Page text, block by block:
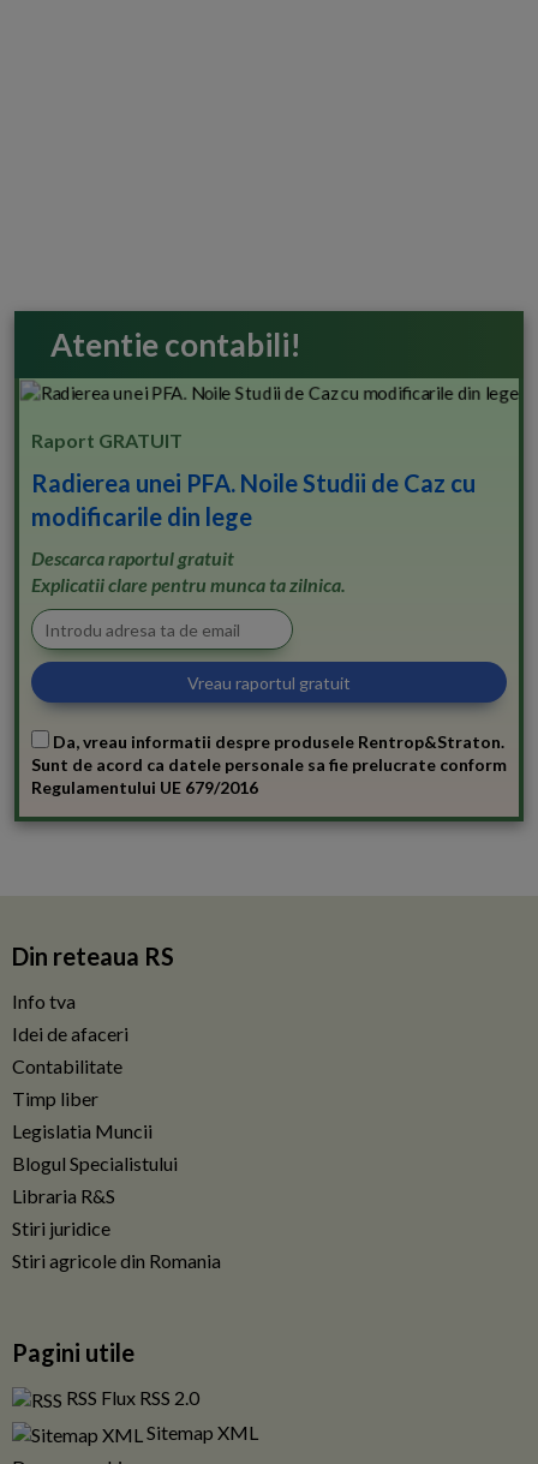
Atentie contabili!
Raport GRATUIT
Radierea unei PFA. Noile Studii de Caz cu
modificarile din lege
Descarca raportul gratuit
Explicatii clare pentru munca ta zilnica.
Da, vreau informatii despre produsele Rentrop&Straton.
Sunt de acord ca datele personale sa fie prelucrate conform
Regulamentului UE 679/2016
Din reteaua RS
Info tva
Idei de afaceri
Contabilitate
Timp liber
Legislatia Muncii
Blogul Specialistului
Libraria R&S
Stiri juridice
Stiri agricole din Romania
Pagini utile
RSS Flux RSS 2.0
Sitemap XML